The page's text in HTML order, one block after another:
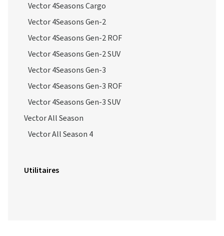
Vector 4Seasons Cargo
Vector 4Seasons Gen-2
Vector 4Seasons Gen-2 ROF
Vector 4Seasons Gen-2 SUV
Vector 4Seasons Gen-3
Vector 4Seasons Gen-3 ROF
Vector 4Seasons Gen-3 SUV
Vector All Season
Vector All Season 4
Utilitaires